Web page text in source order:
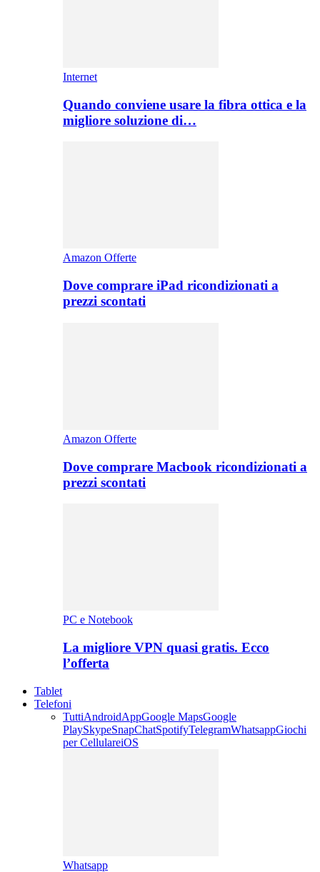
Internet
Quando conviene usare la fibra ottica e la
migliore soluzione di…
Amazon Offerte
Dove comprare iPad ricondizionati a
prezzi scontati
Amazon Offerte
Dove comprare Macbook ricondizionati a
prezzi scontati
PC e Notebook
La migliore VPN quasi gratis. Ecco
l’offerta
Tablet
Telefoni
TuttiAndroidAppGoogle MapsGoogle
PlaySkypeSnapChatSpotifyTelegramWhatsappGiochi
per CellulareiOS
Whatsapp